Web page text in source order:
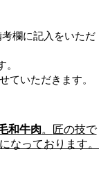
欄に記入をいただ
ていただきます。
和牛肉。
匠の技で
なっております。